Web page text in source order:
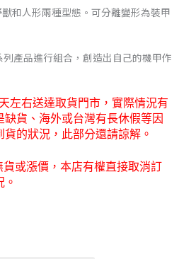
和人形兩種型態。可分離變形為裝甲
產品進行組合，創造出自己的機甲作
左右送達取貨門市， 實際情況有
貨、海外或台灣有長休假等因
的狀況，此部分還請諒解。
或漲價，本店有權直接取消訂